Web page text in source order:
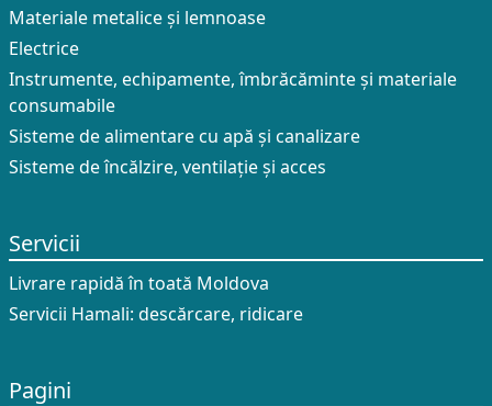
Materiale metalice și lemnoase
Electrice
Instrumente, echipamente, îmbrăcăminte și materiale
consumabile
Sisteme de alimentare cu apă și canalizare
Sisteme de încălzire, ventilație și acces
Servicii
Livrare rapidă în toată Moldova
Servicii Hamali: descărcare, ridicare
Pagini